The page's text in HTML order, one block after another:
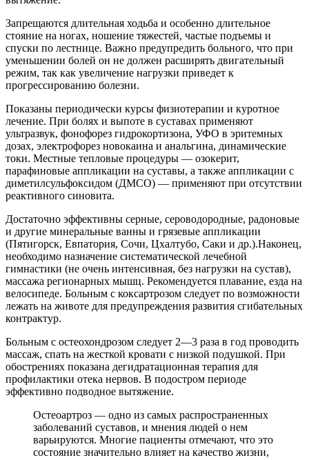
Запрещаются длительная ходьба и особенно длительное
стояние на ногах, ношение тяжестей, частые подъемы и
спуски по лестнице. Важно предупредить больного, что при
уменьшении болей он не должен расширять двигательный
режим, так как увеличение нагрузки приведет к
прогрессированию болезни.
Показаны периодически курсы физиотерапии и куротное
лечение. При болях и выпоте в суставах применяют
ультразвук, фонофорез гидрокортизона, УФО в эритемных
дозах, электрофорез новокаина и анальгина, динамические
токи. Местные тепловые процедуры — озокерит,
парафиновые аппликации на суставы, а также аппликации с
диметилсульфоксидом (ДМСО) — применяют при отсутствии
реактивного синовита.
Достаточно эффективны серные, сероводородные, радоновые
и другие минеральные ванны и грязевые аппликации
(Пятигорск, Евпатория, Сочи, Цхалтубо, Саки и др.).Наконец,
необходимо назначение систематической лечебной
гимнастики (не очень интенсивная, без нагрузки на сустав),
массажа регионарных мышц. Рекомендуется плавание, езда на
велосипеде. Больным с коксартрозом следует по возможности
лежать на животе для предупреждения развития сгибательных
контрактур.
Больным с остеохондрозом следует 2—3 раза в год проводить
массаж, спать на жесткой кровати с низкой подушкой. При
обострениях показана дегидратационная терапия для
профилактики отека нервов. В подостром периоде
эффективно подводное вытяжение.
Остеоартроз — одно из самых распространенных
заболеваний суставов, и мнения людей о нем
варьируются. Многие пациенты отмечают, что это
состояние значительно влияет на качество жизни,